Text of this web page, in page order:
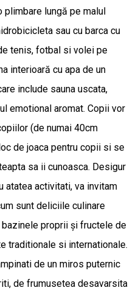
plimbare lungă pe malul
sau cu barca cu
tenis, fotbal si volei pe
interioară cu apa de un
include sauna uscata,
emotional aromat. Copii vor
(de numai 40cm
de joaca pentru copii si se
sa ii cunoasca. Desigur
atatea activitati, va invitam
sunt deliciile culinare
proprii și fructele de
traditionale si internationale.
de un miros puternic
de frumusetea desavarsita